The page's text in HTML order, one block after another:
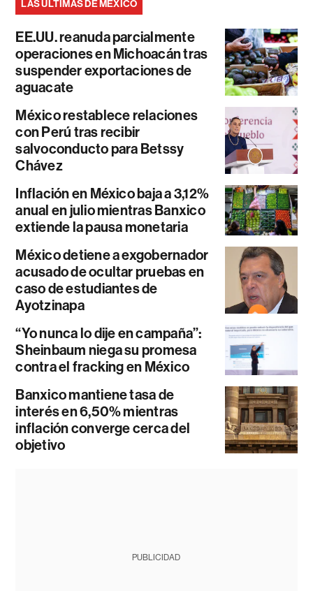
LAS ÚLTIMAS DE MÉXICO
EE.UU. reanuda parcialmente
operaciones en Michoacán tras
suspender exportaciones de
aguacate
México restablece relaciones
con Perú tras recibir
salvoconducto para Betssy
Chávez
Inflación en México baja a 3,12%
anual en julio mientras Banxico
extiende la pausa monetaria
México detiene a exgobernador
acusado de ocultar pruebas en
caso de estudiantes de
Ayotzinapa
“Yo nunca lo dije en campaña”:
Sheinbaum niega su promesa
contra el fracking en México
Banxico mantiene tasa de
interés en 6,50% mientras
inflación converge cerca del
objetivo
PUBLICIDAD